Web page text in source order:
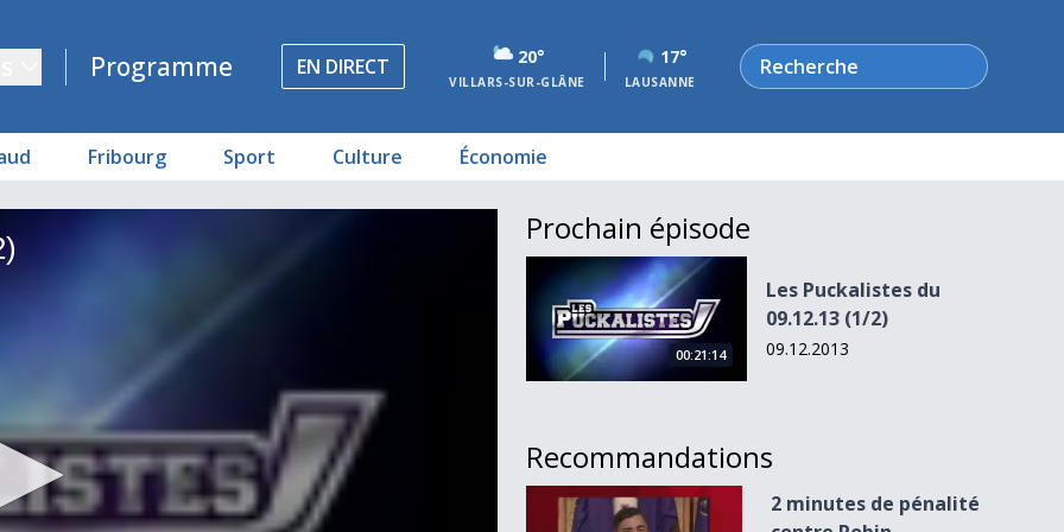
Programme EN DIRECT 20°
VILLARS-SUR-GLÂNE
17°
LAUSANNE
Rechercher
Fribourg Sport Culture Économie
Prochain épisode
Les Puckalistes du 09.12.13 (1/2)
00:21:14
Les Puckalistes du
09.12.13 (1/2)
09.12.2013
Recommandations
2 minutes de pénalité contre Robin Grossmann
2 minutes de pénalité